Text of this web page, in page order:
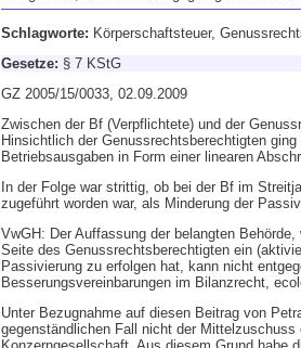
Schlagworte: Körperschaftsteuer,
Gesetze: § 7 KStG
GZ 2005/15/0033, 02.09.2009
Zwischen der Bf (Verpflichtete) und der
Hinsichtlich der Genussrechtsberechtigten
Betriebsausgaben in Form einer linearen
In der Folge war strittig, ob bei der Bf im
zugeführt worden war, als Minderung der
VwGH: Der Auffassung der belangten
Seite des Genussrechtsberechtigten ein
Passivierung zu erfolgen hat, kann nicht
Besserungsvereinbarungen im Bilanzrecht,
Unter Bezugnahme auf diesen Beitrag von
gegenständlichen Fall nicht der